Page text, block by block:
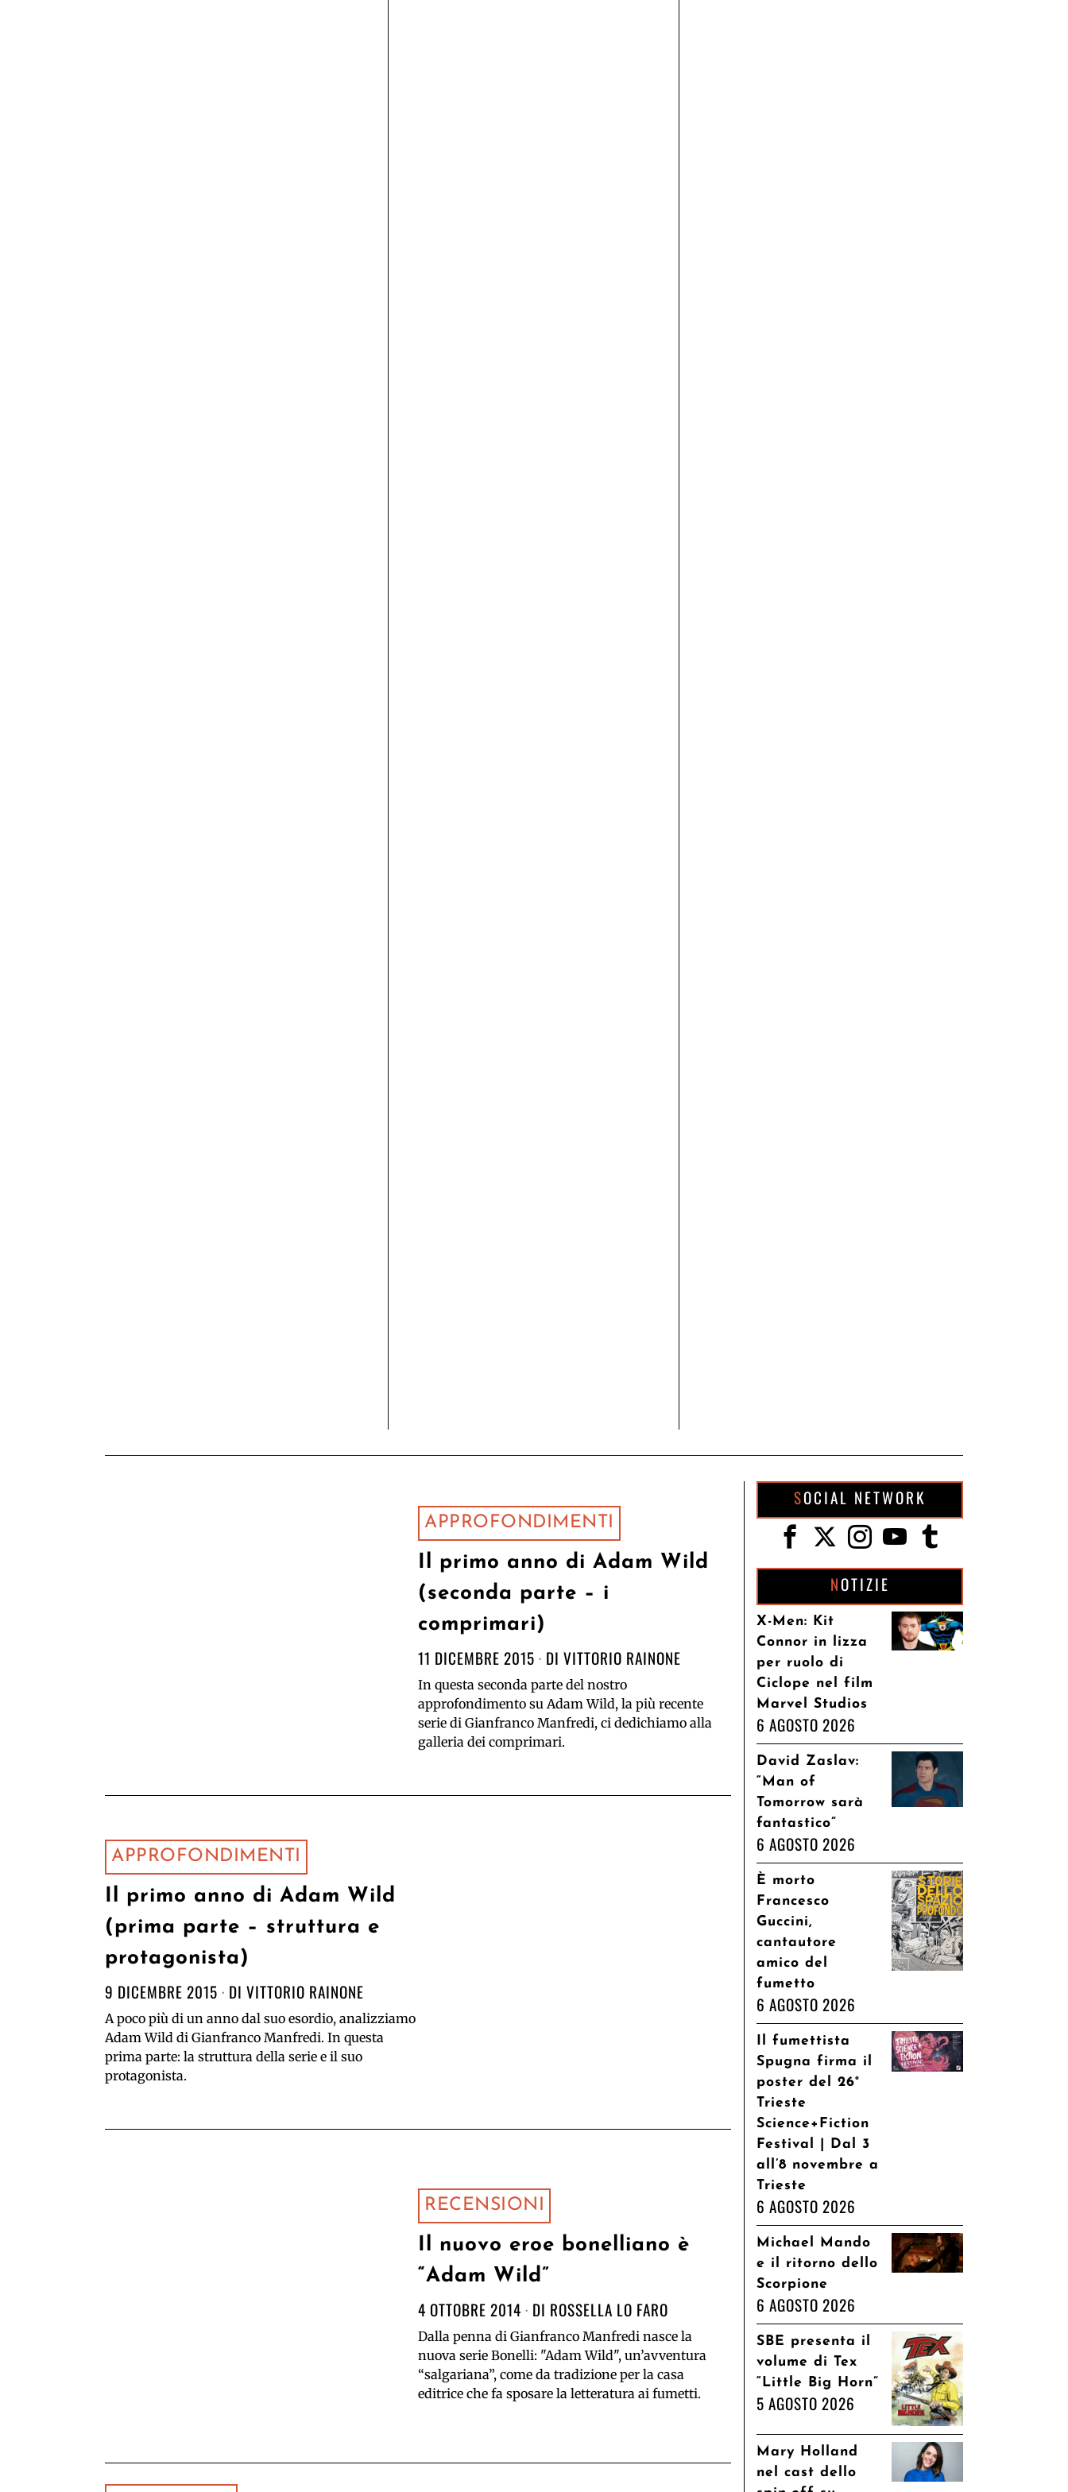
APPROFONDIMENTI
Il primo anno di Adam Wild
(seconda parte – i
comprimari)
11 DICEMBRE 2015 DI VITTORIO RAINONE
In questa seconda parte del nostro
approfondimento su Adam Wild, la più recente
serie di Gianfranco Manfredi, ci dedichiamo alla
galleria dei comprimari.
APPROFONDIMENTI
Il primo anno di Adam Wild
(prima parte – struttura e
protagonista)
9 DICEMBRE 2015 DI VITTORIO RAINONE
A poco più di un anno dal suo esordio, analizziamo
Adam Wild di Gianfranco Manfredi. In questa
prima parte: la struttura della serie e il suo
protagonista.
RECENSIONI
Il nuovo eroe bonelliano è
“Adam Wild”
4 OTTOBRE 2014 DI ROSSELLA LO FARO
Dalla penna di Gianfranco Manfredi nasce la
nuova serie Bonelli: "Adam Wild", un’avventura
“salgariana”, come da tradizione per la casa
editrice che fa sposare la letteratura ai fumetti.
SOCIAL NETWORK
NOTIZIE
X-Men: Kit
Connor in lizza
per ruolo di
Ciclope nel film
Marvel Studios
6 AGOSTO 2026
David Zaslav:
“Man of
Tomorrow sarà
fantastico”
6 AGOSTO 2026
È morto
Francesco
Guccini,
cantautore
amico del
fumetto
6 AGOSTO 2026
Il fumettista
Spugna firma il
poster del 26°
Trieste
Science+Fiction
Festival | Dal 3
all’8 novembre a
Trieste
6 AGOSTO 2026
Michael Mando
e il ritorno dello
Scorpione
6 AGOSTO 2026
SBE presenta il
volume di Tex
“Little Big Horn”
5 AGOSTO 2026
Mary Holland
nel cast dello